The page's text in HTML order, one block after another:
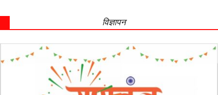
विज्ञापन